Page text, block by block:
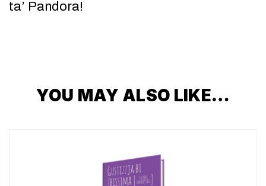
ta’ Pandora!
YOU MAY ALSO LIKE…